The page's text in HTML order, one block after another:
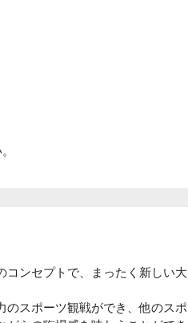
コンセプトで、まったく新しい大
のスポーツ観戦ができ、他のスポ